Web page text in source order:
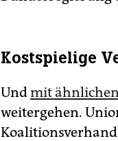
Kostspielige
Undmit
weitergehen.